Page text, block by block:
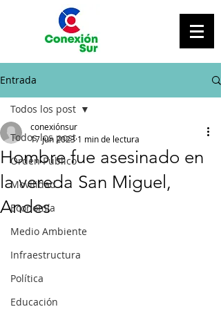
Entrada
Todos los post
Orden Público
Movilidad
Economía
Medio Ambiente
Infraestructura
Política
Educación
Todos los post
Hombre fue asesinado en
la vereda San Miguel,
Andes
conexiónsur
17 jun 2023 1 min de lectura